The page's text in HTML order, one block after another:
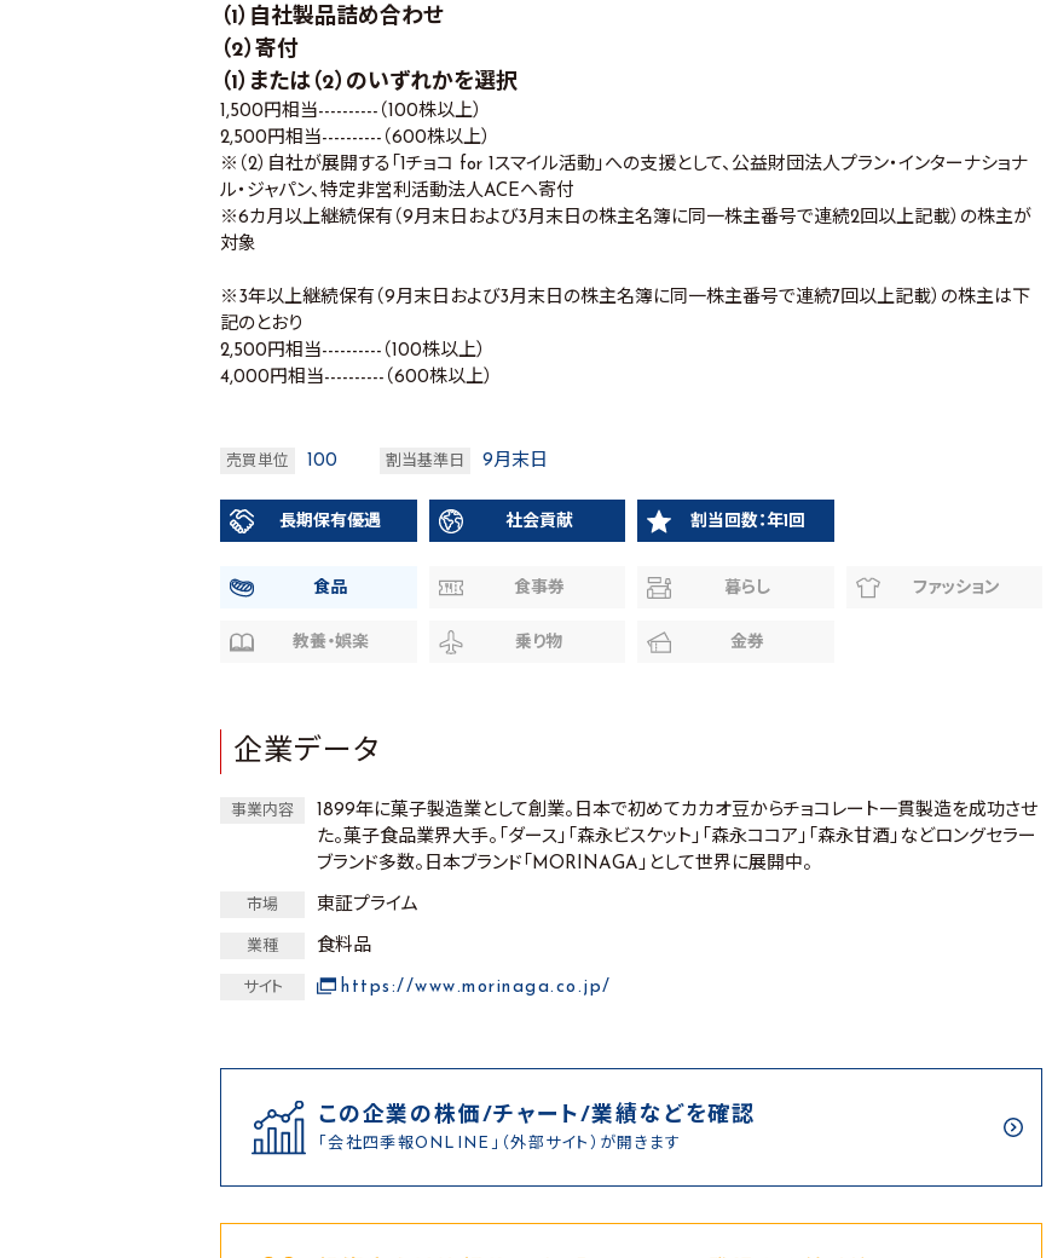
（1）自社製品詰め合わせ
（2）寄付
（1）または（2）のいずれかを選択
1,500円相当----------（100株以上）
2,500円相当----------（600株以上）
※（2）自社が展開する「1チョコ for 1スマイル活動」への支援として、公益財団法人プラン・インターナショナ
ル・ジャパン、特定非営利活動法人ACEへ寄付
※6カ月以上継続保有（9月末日および3月末日の株主名簿に同一株主番号で連続2回以上記載）の株主が
対象
※3年以上継続保有（9月末日および3月末日の株主名簿に同一株主番号で連続7回以上記載）の株主は下
記のとおり
2,500円相当----------（100株以上）
4,000円相当----------（600株以上）
売買単位 100 割当基準日 9月末日
長期保有優遇 社会貢献 割当回数：年1回
食品 食事券 暮らし ファッション
教養・娯楽 乗り物 金券
企業データ
事業内容
1899年に菓子製造業として創業。日本で初めてカカオ豆からチョコレート一貫製造を成功させ
た。菓子食品業界大手。「ダース」「森永ビスケット」「森永ココア」「森永甘酒」などロングセラー
ブランド多数。日本ブランド「MORINAGA」として世界に展開中。
市場 東証プライム
業種 食料品
サイト https://www.morinaga.co.jp/
この企業の株価/チャート/業績などを確認
「会社四季報ONLINE」（外部サイト）が開きます